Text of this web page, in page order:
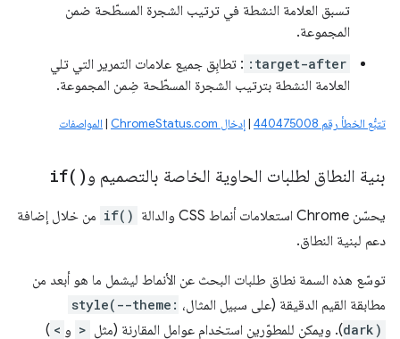
تسبق العلامة النشطة في ترتيب الشجرة المسطّحة ضمن
المجموعة.
:target-after : تطابِق جميع علامات التمرير التي تلي
العلامة النشطة بترتيب الشجرة المسطّحة ضِمن المجموعة.
تتبُّع الخطأ رقم 440475008 |إدخال ChromeStatus.com |المواصفات
بنية النطاق لطلبات الحاوية الخاصة بالتصميم و if( )
يحسّن Chrome استعلامات أنماط CSS والدالة if() من خلال إضافة
دعم لبنية النطاق.
توسّع هذه السمة نطاق طلبات البحث عن الأنماط ليشمل ما هو أبعد من
مطابقة القيم الدقيقة (على سبيل المثال، style(--theme:
dark)). ويمكن للمطوّرين استخدام عوامل المقارنة (مثل > و <
)